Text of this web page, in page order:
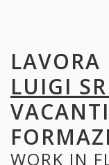
LAVORA
LUIGI
WORK IN